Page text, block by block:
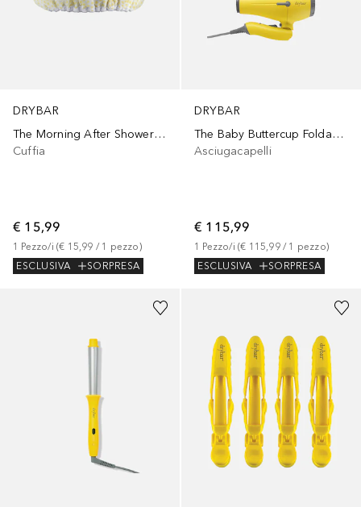
DRYBAR
The Morning After Shower Cap
Cuffia
€ 15,99
1 Pezzo/i (€ 15,99 / 1 pezzo)
ESCLUSIVA
SORPRESA
DRYBAR
The Baby Buttercup Foldable Hair-Dryer
Asciugacapelli
€ 115,99
1 Pezzo/i (€ 115,99 / 1 pezzo)
ESCLUSIVA
SORPRESA